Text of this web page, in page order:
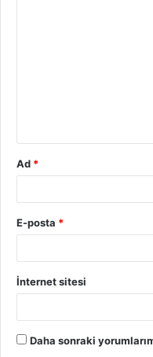
Ad *
E-posta *
İnternet sitesi
Daha sonraki